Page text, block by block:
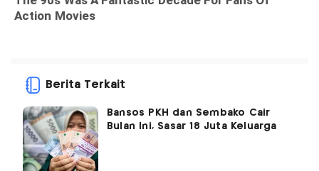
Berita Terkait
Bansos PKH dan Sembako Cair
Bulan Ini, Sasar 18 Juta Keluarga